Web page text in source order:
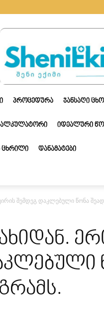
ᲞᲠᲝᲪᲔᲓᲣᲠᲐ ᲯᲐᲜᲡᲐᲦᲘ
ᲘᲓᲔᲐᲚᲣᲠᲘ
ᲪᲮᲠᲘᲚᲘ ᲓᲐᲜᲐᲛᲐᲢᲔᲑᲘ
შემდეგ დაკლებული წონა